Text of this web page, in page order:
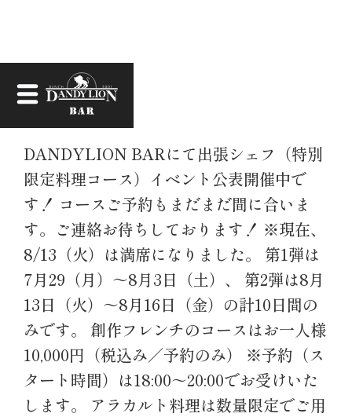
お知らせ
DANDYLION BARにて出張シェフ（特別
限定料理コース）イベント公表開催中で
す！ コースご予約もまだまだ間に合いま
す。ご連絡お待ちしております！ ※現在、
8/13（火）は満席になりました。 第1弾は
7月29（月）～8月3日（土）、 第2弾は8月
13日（火）～8月16日（金）の計10日間の
みです。 創作フレンチのコースはお一人様
10,000円（税込み／予約のみ） ※予約（ス
タート時間）は18:00～20:00でお受けいた
します。 アラカルト料理は数量限定でご用